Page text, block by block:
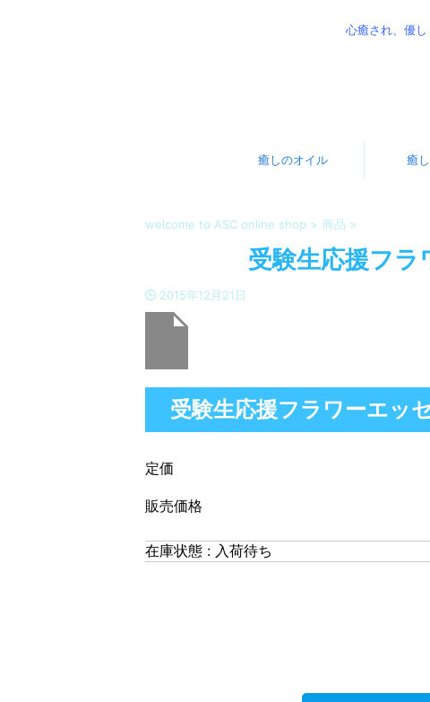
心癒され、優
癒しのオイル 癒
welcome to ASC online shop > 商品 >
受験生応援フラ
2015年12月21日
受験生応援フラワーエ
定価
販売価格
在庫状態 : 入荷待ち